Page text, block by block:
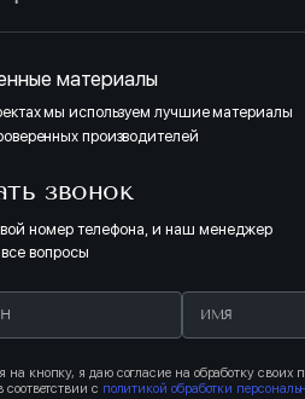
материалы
мы используем лучшие материалы
производителей
звонок
номер телефона, и наш менеджер
вопросы
кнопку, я даю согласие на обработку своих
с политикой обработки